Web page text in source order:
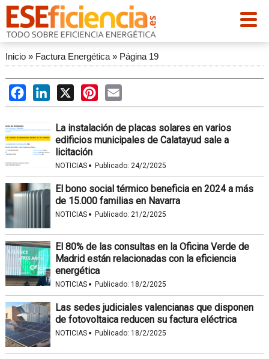
Inicio» Factura Energética» Página 19
FacebookLinkedIn
X PinterestEmail
La instalación de placas solares en varios
edificios municipales de Calatayud sale a
licitación
NOTICIAS · Publicado: 24/2/2025
El bono social térmico beneficia en 2024 a más
de 15.000 familias en Navarra
NOTICIAS · Publicado: 21/2/2025
El 80% de las consultas en la Oficina Verde de
Madrid están relacionadas con la eficiencia
energética
NOTICIAS · Publicado: 18/2/2025
Las sedes judiciales valencianas que disponen
de fotovoltaica reducen su factura eléctrica
NOTICIAS · Publicado: 18/2/2025